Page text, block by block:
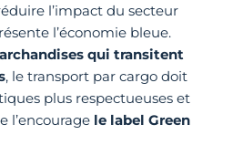
l’impact du secteur
l’économie bleue.
qui transitent
, le transport par cargo doit
plus respectueuses et
l’encouragele label Green